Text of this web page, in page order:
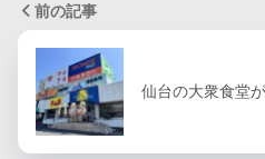
前の記事
仙台の大衆食堂